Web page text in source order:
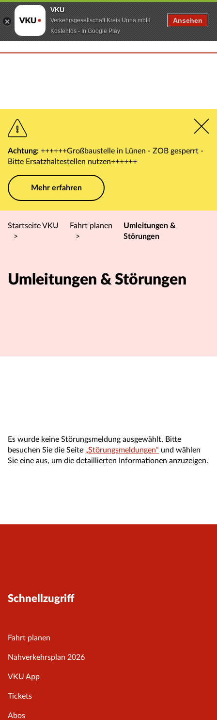
Achtung: ++++++Großbaustelle in Lünen - ZOB gesperrt -
Bitte Ersatzhaltestellen nutzen++++++
Mehr erfahren
Startseite VKU
>
Fahrt planen
>
Umleitungen &
Störungen
Umleitungen & Störungen
Es wurde keine Störungsmeldung ausgewählt. Bitte
besuchen Sie die Seite „Störungsmeldungen“ und wählen
Sie eine aus, um die detaillierten Informationen anzuzeigen.
Schnellzugriff
Fahrt planen
Nahverkehrsplan 2026
VKU App
Tickets
Abos
VKU
Verkehrsgesellschaft Kreis Unna mbH
Kostenlos - In Google Play
Ansehen